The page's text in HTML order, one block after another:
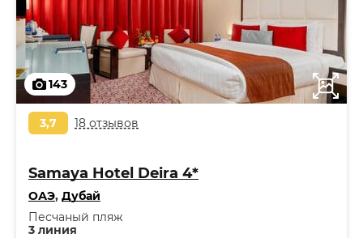
143
3,7 18 отзывов
Samaya Hotel Deira 4*
ОАЭ, Дубай
3 линия
Песчаный пляж